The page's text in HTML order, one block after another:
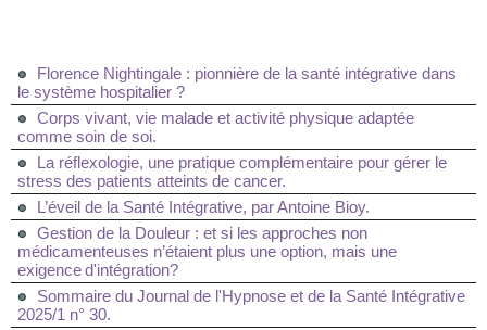
Florence Nightingale : pionnière de la santé intégrative dans
le système hospitalier ?
Corps vivant, vie malade et activité physique adaptée
comme soin de soi.
La réflexologie, une pratique complémentaire pour gérer le
stress des patients atteints de cancer.
L’éveil de la Santé Intégrative, par Antoine Bioy.
Gestion de la Douleur : et si les approches non
médicamenteuses n’étaient plus une option, mais une
exigence d'intégration?
Sommaire du Journal de l'Hypnose et de la Santé Intégrative
2025/1 n° 30.